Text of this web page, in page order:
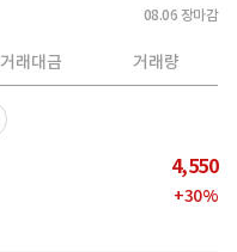
08.06 장마감
거래대금 거래량
4,550
+30%